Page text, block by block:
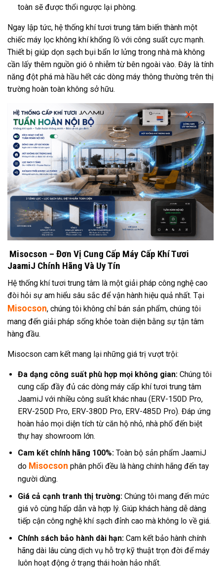
toàn sẽ được thổi ngược lại phòng.
Ngay lập tức, hệ thống khí tươi trung tâm biến thành một
chiếc máy lọc không khí khổng lồ với công suất cực mạnh.
Thiết bị giúp dọn sạch bụi bẩn lơ lửng trong nhà mà không
cần lấy thêm nguồn gió ô nhiễm từ bên ngoài vào. Đây là tính
năng đột phá mà hầu hết các dòng máy thông thường trên thị
trường hoàn toàn không sở hữu.
Misocson – Đơn Vị Cung Cấp Máy Cấp Khí Tươi
JaamiJ Chính Hãng Và Uy Tín
Hệ thống khí tươi trung tâm là một giải pháp công nghệ cao
đòi hỏi sự am hiểu sâu sắc để vận hành hiệu quả nhất. Tại
Misocson, chúng tôi không chỉ bán sản phẩm, chúng tôi
mang đến giải pháp sống khỏe toàn diện bằng sự tận tâm
hàng đầu.
Misocson cam kết mang lại những giá trị vượt trội:
Đa dạng công suất phù hợp mọi không gian:Chúng tôi
cung cấp đầy đủ các dòng máy cấp khí tươi trung tâm
JaamiJ với nhiều công suất khác nhau (ERV-150D Pro,
ERV-250D Pro, ERV-380D Pro, ERV-485D Pro). Đáp ứng
hoàn hảo mọi diện tích từ căn hộ nhỏ, nhà phố đến biệt
thự hay showroom lớn.
Cam kết chính hãng 100%:Toàn bộ sản phẩm JaamiJ
do Misocson phân phối đều là hàng chính hãng đến tay
người dùng.
Giá cả cạnh tranh thị trường:Chúng tôi mang đến mức
giá vô cùng hấp dẫn và hợp lý. Giúp khách hàng dễ dàng
tiếp cận công nghệ khí sạch đỉnh cao mà không lo về giá.
Chính sách bảo hành dài hạn:Cam kết bảo hành chính
hãng dài lâu cùng dịch vụ hỗ trợ kỹ thuật trọn đời để máy
luôn hoạt động ở trạng thái hoàn hảo nhất.